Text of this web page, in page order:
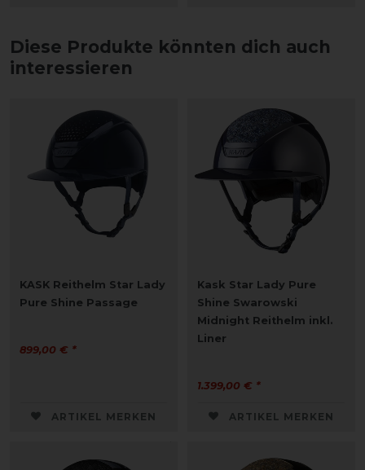
Diese Produkte könnten dich auch
interessieren
KASK Reithelm Star Lady
Pure Shine Passage
899,00 € *
ARTIKEL MERKEN
Kask Star Lady Pure
Shine Swarowski
Midnight Reithelm inkl.
Liner
1.399,00 € *
ARTIKEL MERKEN